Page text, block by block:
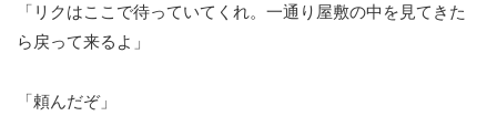
「リクはここで待っていてくれ。一通り屋敷の中を見てきた
ら戻って来るよ」
「頼んだぞ」